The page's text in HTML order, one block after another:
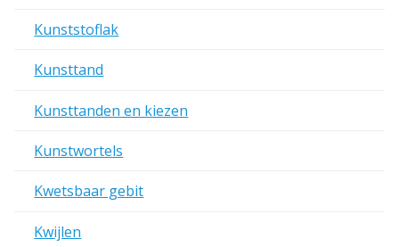
Kunststoflak
Kunsttand
Kunsttanden en kiezen
Kunstwortels
Kwetsbaar gebit
Kwijlen